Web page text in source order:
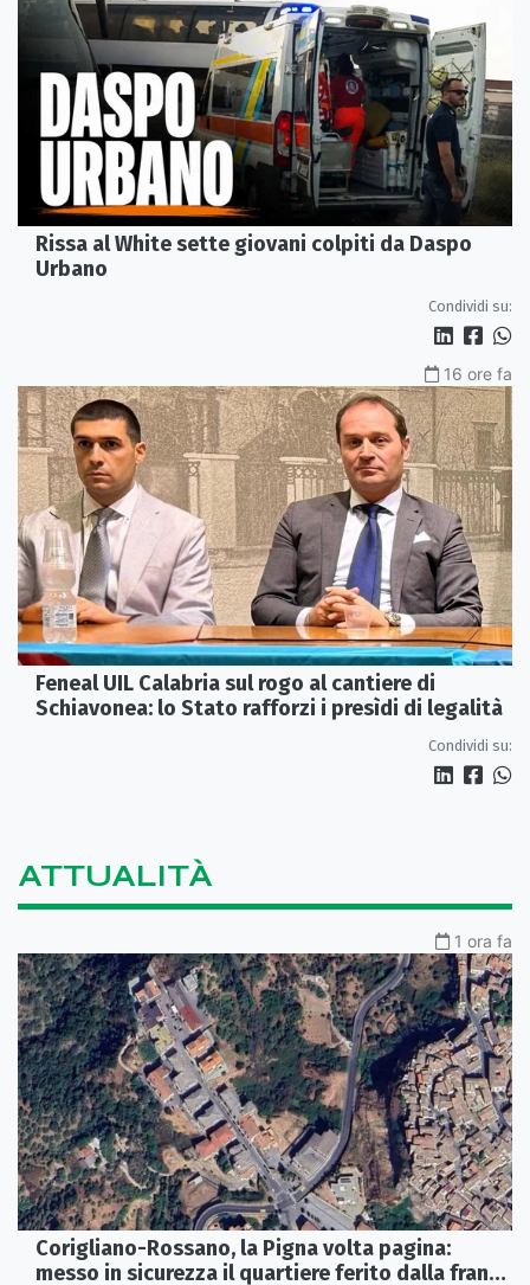
Rissa al White sette giovani colpiti da Daspo
Urbano
Condividi su:
16 ore fa
Feneal UIL Calabria sul rogo al cantiere di
Schiavonea: lo Stato rafforzi i presìdi di legalità
Condividi su:
ATTUALITÀ
1 ora fa
Corigliano-Rossano, la Pigna volta pagina:
messo in sicurezza il quartiere ferito dalla frana